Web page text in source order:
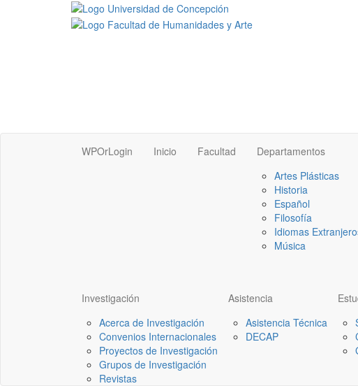
WPOrLogin Inicio Facultad
Departamentos
Artes Plásticas
Historia
Español
Filosofía
Idiomas
Música
Investigación
Acerca de Investigación
Convenios Internacionales
Proyectos de Investigación
Grupos de Investigación
Revistas
Asistencia
Asistencia Técnica
DECAP